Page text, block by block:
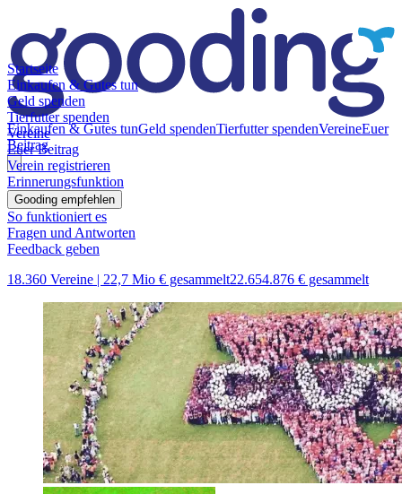
Einkaufen & Gutes tunGeld spendenTierfutter spendenVereineEuer
Beitrag
Startseite
Einkaufen & Gutes tun
Geld spenden
Tierfutter spenden
Vereine
Euer Beitrag
Verein registrieren
Erinnerungsfunktion
Gooding empfehlen
So funktioniert es
Fragen und Antworten
Feedback geben
18.360 Vereine | 22,7 Mio € gesammelt22.654.876 € gesammelt